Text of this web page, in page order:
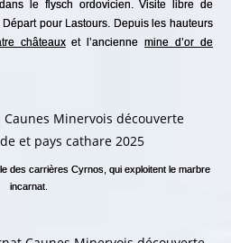
le flysch ordovicien. Visite libre de
. Départ pour Lastours. Depuis les hauteurs
châteauxet l’anciennemine d’or de
des carrières Cyrnos, qui exploitent le marbre
incarnat.